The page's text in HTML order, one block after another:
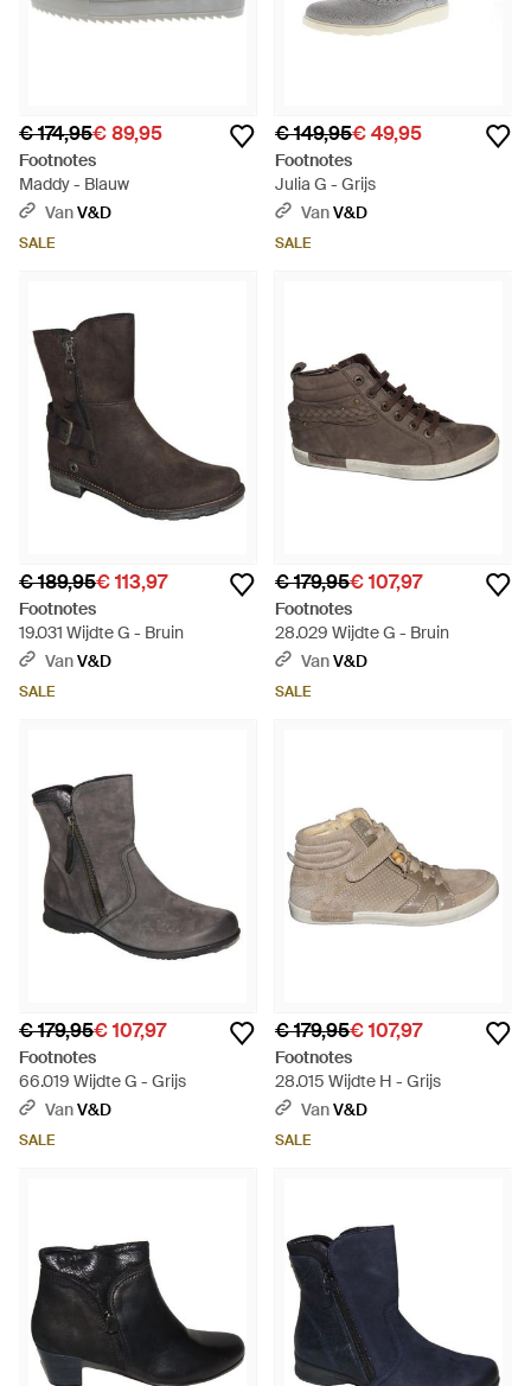
€ 174,95€ 89,95
Footnotes
Maddy - Blauw
VanV&D
SALE
€ 149,95€ 49,95
Footnotes
Julia G - Grijs
VanV&D
SALE
€ 189,95€ 113,97
Footnotes
19.031 Wijdte G - Bruin
VanV&D
SALE
€ 179,95€ 107,97
Footnotes
28.029 Wijdte G - Bruin
VanV&D
SALE
€ 179,95€ 107,97
Footnotes
66.019 Wijdte G - Grijs
VanV&D
SALE
€ 179,95€ 107,97
Footnotes
28.015 Wijdte H - Grijs
VanV&D
SALE